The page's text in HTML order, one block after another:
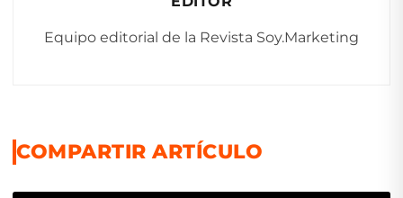
Equipo editorial de la Revista Soy.Marketing
COMPARTIR ARTÍCULO